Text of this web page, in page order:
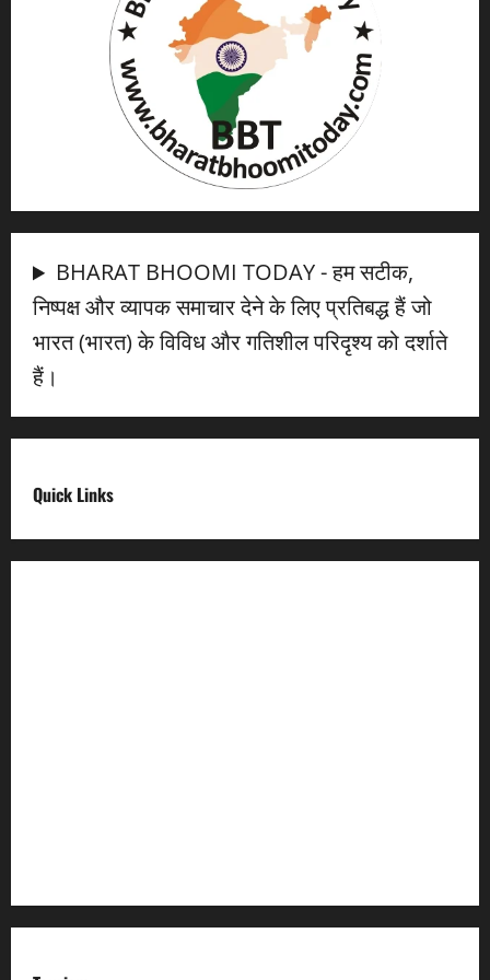
BHARAT BHOOMI TODAY - हम सटीक,
निष्पक्ष और व्यापक समाचार देने के लिए प्रतिबद्ध हैं जो
भारत (भारत) के विविध और गतिशील परिदृश्य को दर्शाते
हैं।
Quick Links